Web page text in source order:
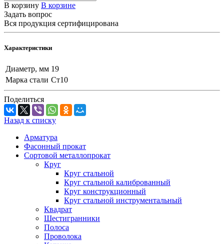
В корзину В корзине
Задать вопрос
Вся продукция сертифицирована
Характеристики
Диаметр, мм 19
Марка стали Ст10
Поделиться
Назад к списку
Арматура
Фасонный прокат
Сортовой металлопрокат
Круг
Круг стальной
Круг стальной калиброванный
Круг конструкционный
Круг стальной инструментальный
Квадрат
Шестигранники
Полоса
Проволока